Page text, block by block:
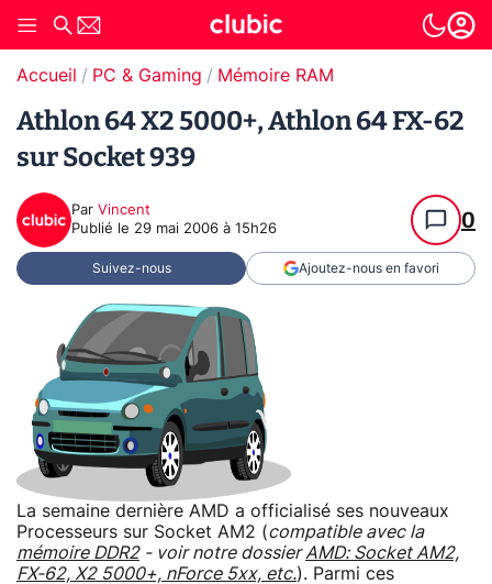
Accueil PC & Gaming Mémoire RAM
Athlon 64 X2 5000+, Athlon 64 FX-62
sur Socket 939
Par Vincent
Publié le 29 mai 2006 à 15h26 0
Suivez-nous Ajoutez-nous en favori
La semaine dernière AMD a officialisé ses nouveaux
Processeurs sur Socket AM2 (compatible avec la
mémoire DDR2- voir notre dossierAMD: Socket AM2,
FX-62, X2 5000+, nForce 5xx, etc.). Parmi ces